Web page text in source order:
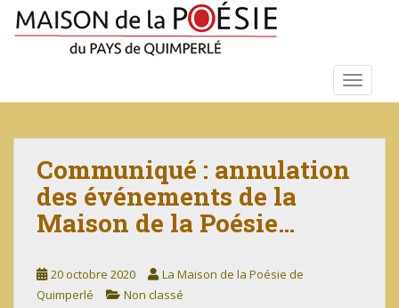
Communiqué : annulation
des événements de la
Maison de la Poésie…
20 octobre 2020
La Maison de la Poésie de
Quimperlé
Non classé